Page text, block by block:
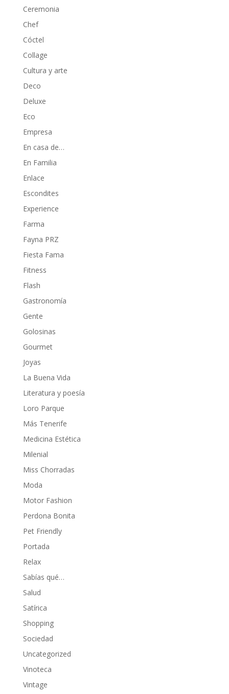
Ceremonia
Chef
Cóctel
Collage
Cultura y arte
Deco
Deluxe
Eco
Empresa
En casa de…
En Familia
Enlace
Escondites
Experience
Farma
Fayna PRZ
Fiesta Fama
Fitness
Flash
Gastronomía
Gente
Golosinas
Gourmet
Joyas
La Buena Vida
Literatura y poesía
Loro Parque
Más Tenerife
Medicina Estética
Milenial
Miss Chorradas
Moda
Motor Fashion
Perdona Bonita
Pet Friendly
Portada
Relax
Sabías qué…
Salud
Satírica
Shopping
Sociedad
Uncategorized
Vinoteca
Vintage